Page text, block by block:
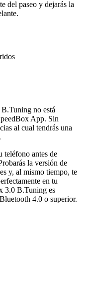
del paseo y dejarás la
no está
App. Sin
al cual tendrás una
teléfono antes de
la versión de
y, al mismo tiempo, te
en tu
3.0 B.Tuning es
4.0 o superior.